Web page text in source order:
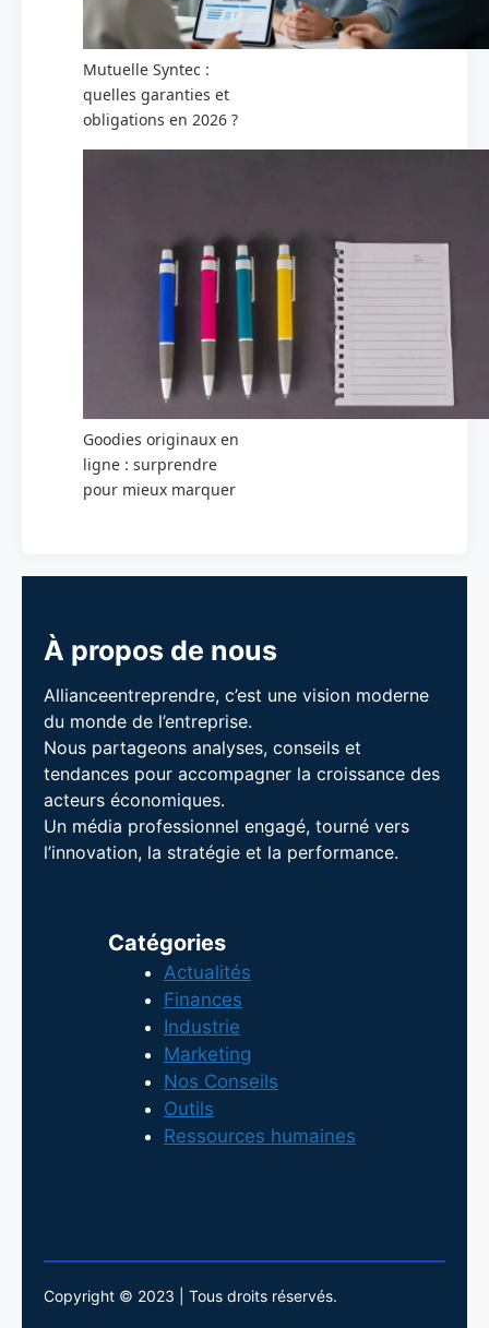
Mutuelle Syntec :
quelles garanties et
obligations en 2026 ?
Goodies originaux en
ligne : surprendre
pour mieux marquer
À propos de nous
Allianceentreprendre, c’est une vision moderne
du monde de l’entreprise.
Nous partageons analyses, conseils et
tendances pour accompagner la croissance des
acteurs économiques.
Un média professionnel engagé, tourné vers
l’innovation, la stratégie et la performance.
Catégories
Actualités
Finances
Industrie
Marketing
Nos Conseils
Outils
Ressources humaines
Copyright © 2023 | Tous droits réservés.